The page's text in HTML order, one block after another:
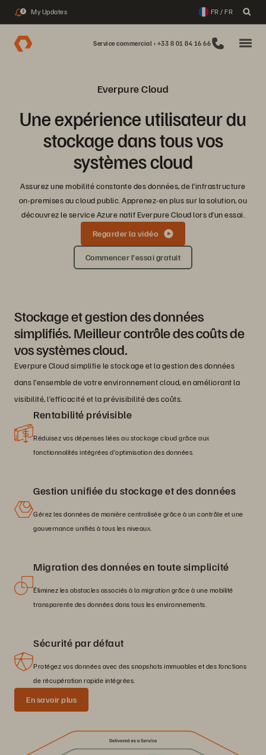
2 My Updates FR / FR
Service commercial : +33 8 01 84 16 66
Everpure Cloud
Une expérience utilisateur du
stockage dans tous vos
systèmes cloud
Assurez une mobilité constante des données, de l’infrastructure
on-premises au cloud public. Apprenez-en plus sur la solution, ou
découvrez le service Azure natif Everpure Cloud lors d’un essai.
Regarder la vidéo
Commencer l’essai gratuit
Stockage et gestion des données
simplifiés. Meilleur contrôle des coûts de
vos systèmes cloud.
Everpure Cloud simplifie le stockage et la gestion des données
dans l’ensemble de votre environnement cloud, en améliorant la
visibilité, l’efficacité et la prévisibilité des coûts.
Rentabilité prévisible
Réduisez vos dépenses liées au stockage cloud grâce aux
fonctionnalités intégrées d’optimisation des données.
Gestion unifiée du stockage et des données
Gérez les données de manière centralisée grâce à un contrôle et une
gouvernance unifiés à tous les niveaux.
Migration des données en toute simplicité
Éliminez les obstacles associés à la migration grâce à une mobilité
transparente des données dans tous les environnements.
Sécurité par défaut
Protégez vos données avec des snapshots immuables et des fonctions
de récupération rapide intégrées.
En savoir plus